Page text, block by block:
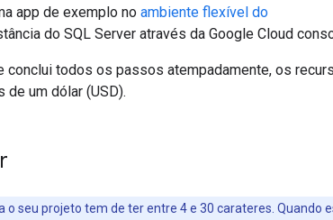
app de exemplo no ambiente flexível do
do SQL Server através da Google Cloud
conclui todos os passos atempadamente, os
de um dólar (USD).
o seu projeto tem de ter entre 4 e 30 carateres. Quando